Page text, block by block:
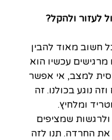
לעזור ולהקל?
חשוב מאוד להבין
עכשיו הוא
למצב, אי אפשר
נוגע בכולנו. זה
ומלחיץ.
שמציפים
את החרדה. תנו לזה